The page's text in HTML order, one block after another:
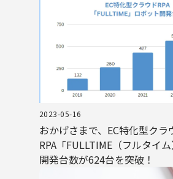
2023-05-16
おかげさまで、EC特化型クラ
RPA「FULLTIME（フルタイ
開発台数が624台を突破！